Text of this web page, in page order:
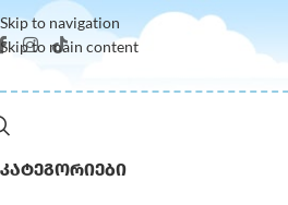
Skip to navigation
Skip to main content
ᲙᲐᲢᲔᲒᲝᲠᲘᲔᲑᲘ